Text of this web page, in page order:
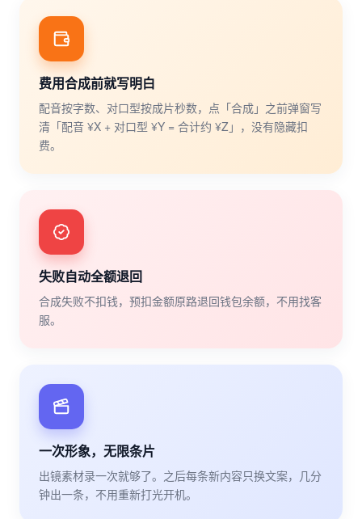
费用合成前就写明白
配音按字数、对口型按成片秒数，点「合成」之前弹窗写
清「配音 ¥X + 对口型 ¥Y = 合计约 ¥Z」，没有隐藏扣
费。
失败自动全额退回
合成失败不扣钱，预扣金额原路退回钱包余额，不用找客
服。
一次形象，无限条片
出镜素材录一次就够了。之后每条新内容只换文案，几分
钟出一条，不用重新打光开机。